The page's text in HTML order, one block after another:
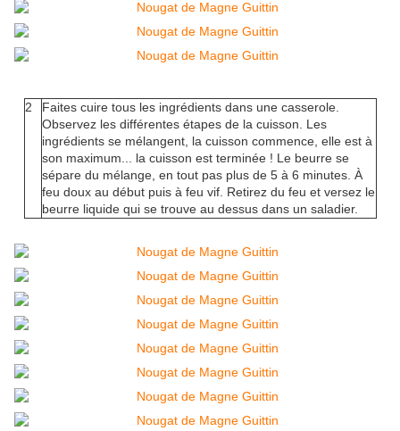
2
Faites cuire tous les ingrédients dans une casserole.
Observez les différentes étapes de la cuisson. Les
ingrédients se mélangent, la cuisson commence, elle est à
son maximum... la cuisson est terminée ! Le beurre se
sépare du mélange, en tout pas plus de 5 à 6 minutes. À
feu doux au début puis à feu vif. Retirez du feu et versez le
beurre liquide qui se trouve au dessus dans un saladier.